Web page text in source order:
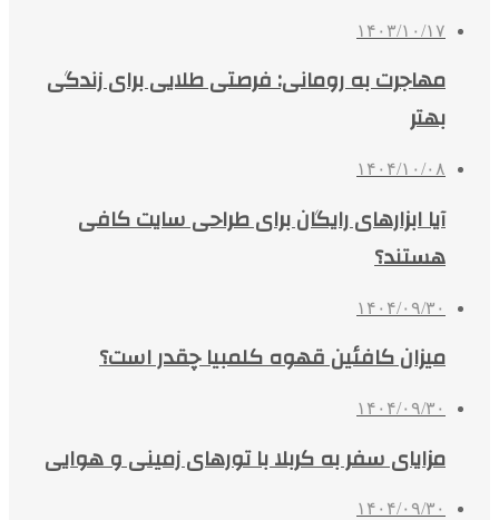
۱۴۰۳/۱۰/۱۷
مهاجرت به رومانی: فرصتی طلایی برای زندگی
بهتر
۱۴۰۴/۱۰/۰۸
آیا ابزارهای رایگان برای طراحی سایت کافی
هستند؟
۱۴۰۴/۰۹/۳۰
میزان کافئین قهوه کلمبیا چقدر است؟
۱۴۰۴/۰۹/۳۰
مزایای سفر به کربلا با تورهای زمینی و هوایی
۱۴۰۴/۰۹/۳۰